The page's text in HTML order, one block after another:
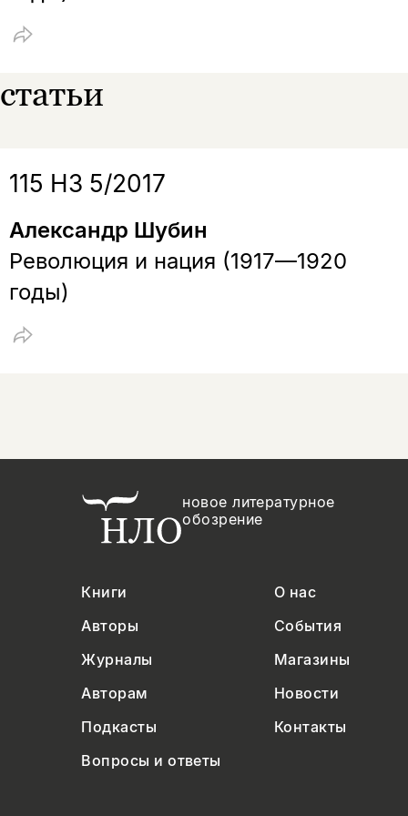
статьи
115 НЗ 5/2017
Александр Шубин
Революция и нация (1917—1920
годы)
новое литературное
обозрение
Книги
О нас
Авторы
События
Журналы
Магазины
Авторам
Новости
Подкасты
Контакты
Вопросы и ответы